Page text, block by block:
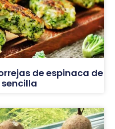
de espinaca de